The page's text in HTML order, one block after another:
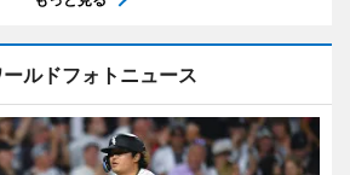
ールドフォトニュース